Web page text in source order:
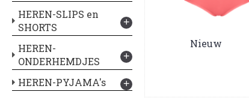
HEREN-SLIPS en
SHORTS
+
HEREN-
ONDERHEMDJES
+
HEREN-PYJAMA's +
Nieuw